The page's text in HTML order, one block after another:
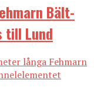
Bält-
till Lund
långa Fehmarn